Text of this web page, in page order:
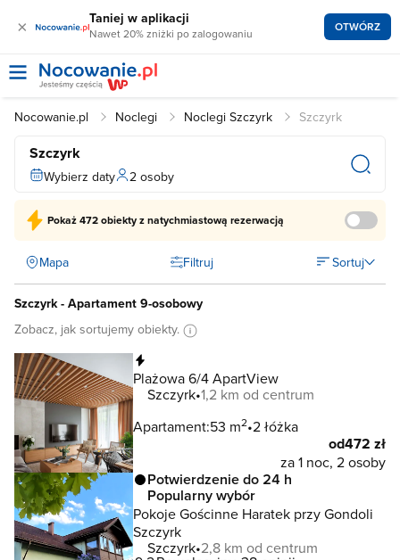
× Taniej w aplikacji
Nawet 20% zniżki po zalogowaniu OTWÓRZ
Nocowanie.pl Noclegi Noclegi Szczyrk Szczyrk
Szczyrk
Wybierz daty 2 osoby
Pokaż472 obiektyz natychmiastową rezerwacją
Mapa Filtruj Sortuj
Szczyrk - Apartament 9-osobowy
Zobacz, jak sortujemy obiekty.
Plażowa 6/4 ApartView
Szczyrk 1,2 km od centrum
Apartament:53 m2 2 łóżka
od472 zł
za 1 noc, 2 osoby
Potwierdzenie do 24 h
Popularny wybór
Pokoje Gościnne Haratek przy Gondoli
Szczyrk
Szczyrk 2,8 km od centrum